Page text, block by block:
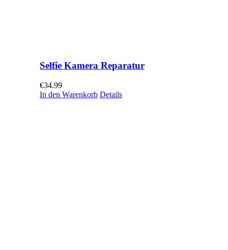
Selfie Kamera Reparatur
€34.99
In den Warenkorb Details